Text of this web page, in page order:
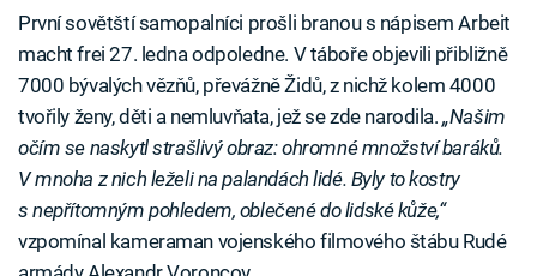
První sovětští samopalníci prošli branou s nápisem Arbeit
macht frei 27. ledna odpoledne. V táboře objevili přibližně
7000 bývalých vězňů, převážně Židů, z nichž kolem 4000
tvořily ženy, děti a nemluvňata, jež se zde narodila.„Našim
očím se naskytl strašlivý obraz: ohromné množství baráků.
V mnoha z nich leželi na palandách lidé. Byly to kostry
s nepřítomným pohledem, oblečené do lidské kůže,“
vzpomínal kameraman vojenského filmového štábu Rudé